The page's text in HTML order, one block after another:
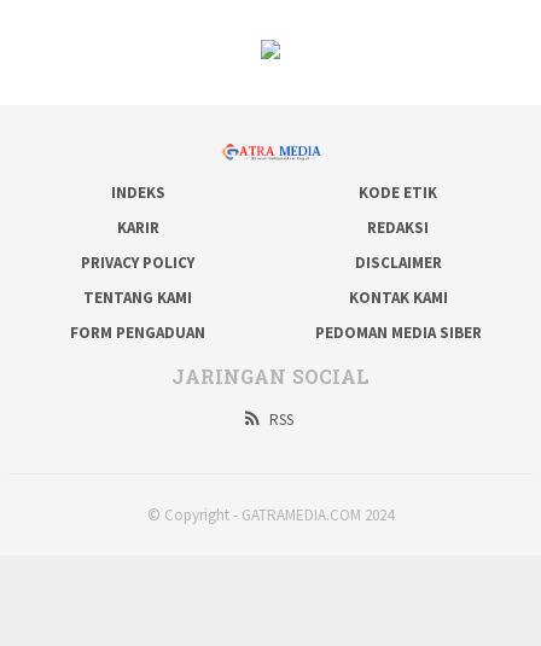
INDEKS
KODE ETIK
KARIR
REDAKSI
PRIVACY POLICY
DISCLAIMER
TENTANG KAMI
KONTAK KAMI
FORM PENGADUAN
PEDOMAN MEDIA SIBER
JARINGAN SOCIAL
RSS
© Copyright - GATRAMEDIA.COM 2024